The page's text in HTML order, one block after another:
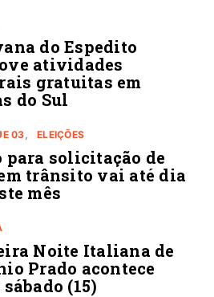
do Espedito
atividades
gratuitas em
do Sul
03 ELEIÇÕES
para solicitação de
trânsito vai até dia
mês
Noite Italiana de
Prado acontece
(15)